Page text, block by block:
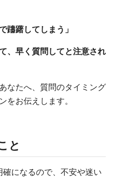
躊躇してしまう」
、早く質問してと注意され
なたへ、質問のタイミング
をお伝えします。
と
になるので、不安や迷い